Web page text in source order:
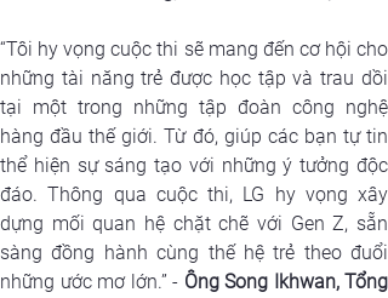
“Tôi hy vọng cuộc thi sẽ mang đến cơ hội cho
những tài năng trẻ được học tập và trau dồi
tại một trong những tập đoàn công nghệ
hàng đầu thế giới. Từ đó, giúp các bạn tự tin
thể hiện sự sáng tạo với những ý tưởng độc
đáo. Thông qua cuộc thi, LG hy vọng xây
dựng mối quan hệ chặt chẽ với Gen Z, sẵn
sàng đồng hành cùng thế hệ trẻ theo đuổi
những ước mơ lớn.” - Ông Song Ikhwan, Tổng